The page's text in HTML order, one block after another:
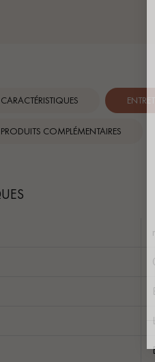
CARACTÉRISTIQUES
PRODUITS COMPLÉMENTAIRES